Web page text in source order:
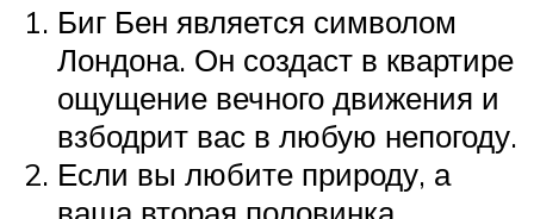
Биг Бен является символом
Лондона. Он создаст в квартире
ощущение вечного движения и
взбодрит вас в любую непогоду.
Если вы любите природу, а